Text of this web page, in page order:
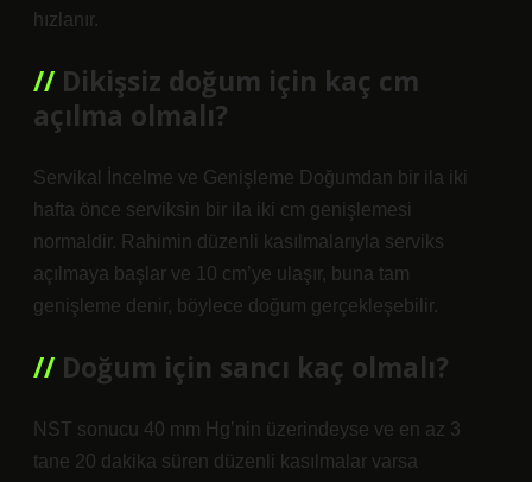
hızlanır.
Dikişsiz doğum için kaç cm
açılma olmalı?
Servikal İncelme ve Genişleme Doğumdan bir ila iki
hafta önce serviksin bir ila iki cm genişlemesi
normaldir. Rahimin düzenli kasılmalarıyla serviks
açılmaya başlar ve 10 cm’ye ulaşır, buna tam
genişleme denir, böylece doğum gerçekleşebilir.
Doğum için sancı kaç olmalı?
NST sonucu 40 mm Hg’nin üzerindeyse ve en az 3
tane 20 dakika süren düzenli kasılmalar varsa